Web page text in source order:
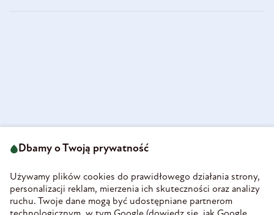
58-160 Świebodzice
REGON 890213034
INFORMACJE
Dbamy o Twoją prywatność
Używamy plików cookies do prawidłowego działania strony,
personalizacji reklam, mierzenia ich skuteczności oraz analizy
ruchu. Twoje dane mogą być udostępniane partnerom